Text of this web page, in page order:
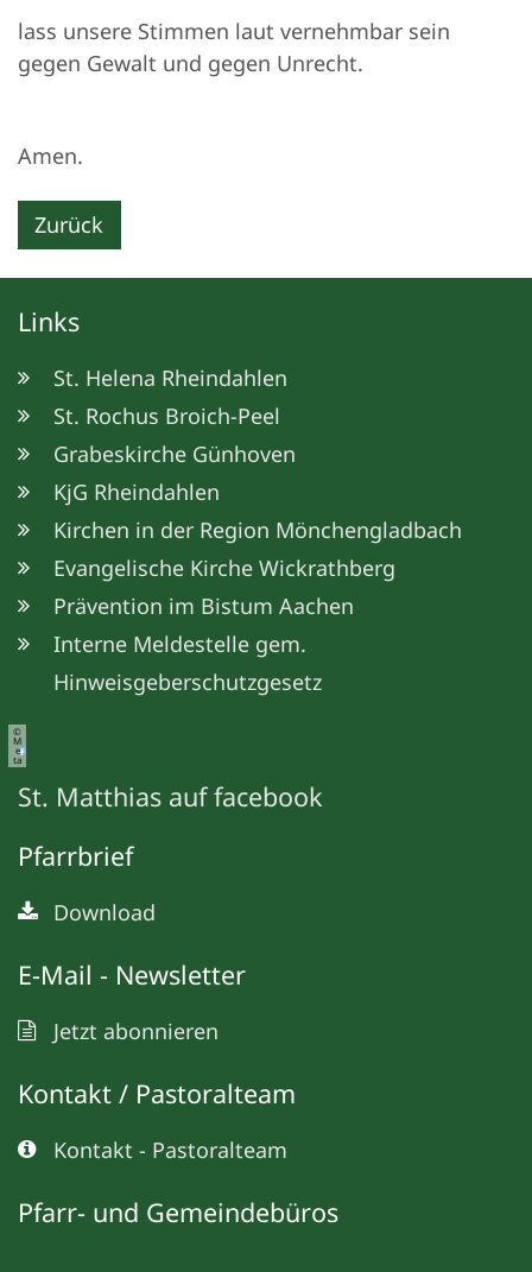
lass unsere Stimmen laut vernehmbar sein
gegen Gewalt und gegen Unrecht.
Amen.
Zurück
Links
St. Helena Rheindahlen
St. Rochus Broich-Peel
Grabeskirche Günhoven
KjG Rheindahlen
Kirchen in der Region Mönchengladbach
Evangelische Kirche Wickrathberg
Prävention im Bistum Aachen
Interne Meldestelle gem.
Hinweisgeberschutzgesetz
©
M
e
ta
St. Matthias auf facebook
Pfarrbrief
Download
E-Mail - Newsletter
Jetzt abonnieren
Kontakt / Pastoralteam
Kontakt - Pastoralteam
Pfarr- und Gemeindebüros